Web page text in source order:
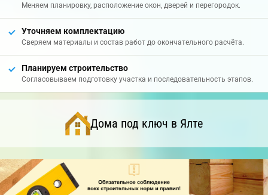
Меняем планировку, расположение окон, дверей и перегородок.
Уточняем комплектацию
Сверяем материалы и состав работ до окончательного расчёта.
Планируем строительство
Согласовываем подготовку участка и последовательность этапов.
Дома под ключ в Ялте